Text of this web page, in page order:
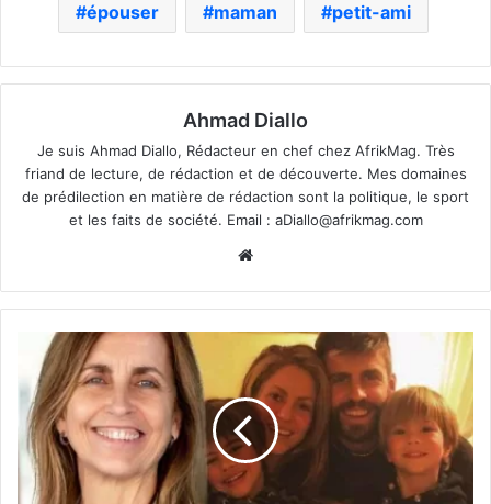
épouser maman petit-ami
Ahmad Diallo
Je suis Ahmad Diallo, Rédacteur en chef chez AfrikMag. Très
friand de lecture, de rédaction et de découverte. Mes domaines
de prédilection en matière de rédaction sont la politique, le sport
et les faits de société. Email : aDiallo@afrikmag.com